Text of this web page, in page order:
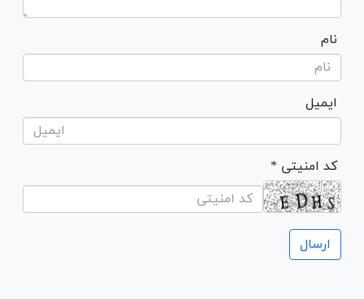
نام
ایمیل
* کد امنیتی